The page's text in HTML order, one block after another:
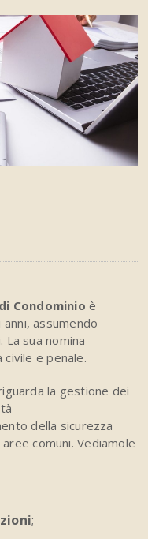
Condominio è
assumendo
sua nomina
e penale.
la gestione dei
della sicurezza
comuni. Vediamole
;